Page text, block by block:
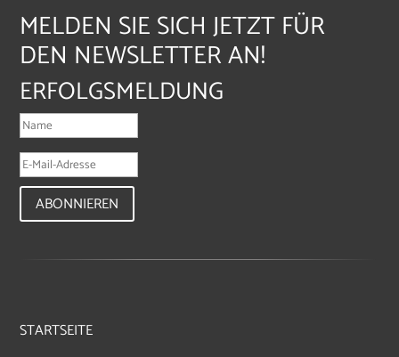
MELDEN SIE SICH JETZT FÜR
DEN NEWSLETTER AN!
ERFOLGSMELDUNG
ABONNIEREN
STARTSEITE